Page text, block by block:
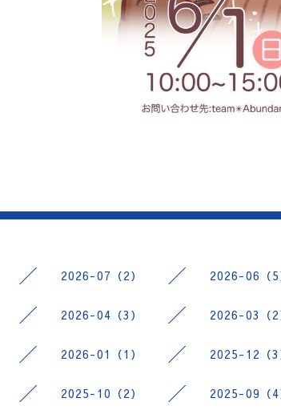
2026-07（2） 2026-06（5
2026-04（3） 2026-03（2
2026-01（1） 2025-12（3
2025-10（2） 2025-09（4